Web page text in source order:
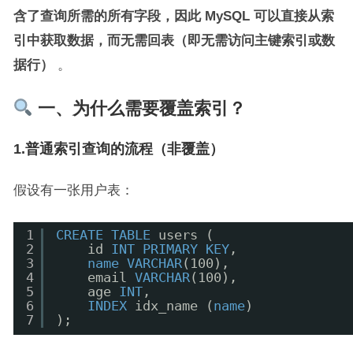
含了查询所需的所有字段，因此 MySQL 可以直接从索
引中获取数据，而无需回表（即无需访问主键索引或数
据行）
。
一、为什么需要覆盖索引？
1.普通索引查询的流程（非覆盖）
假设有一张用户表：
1
2
3
4
5
6
7
CREATE TABLE
users (
id INT PRIMARY KEY ,
name VARCHAR(100),
email VARCHAR(100),
age INT ,
INDEX idx_name ( name)
);